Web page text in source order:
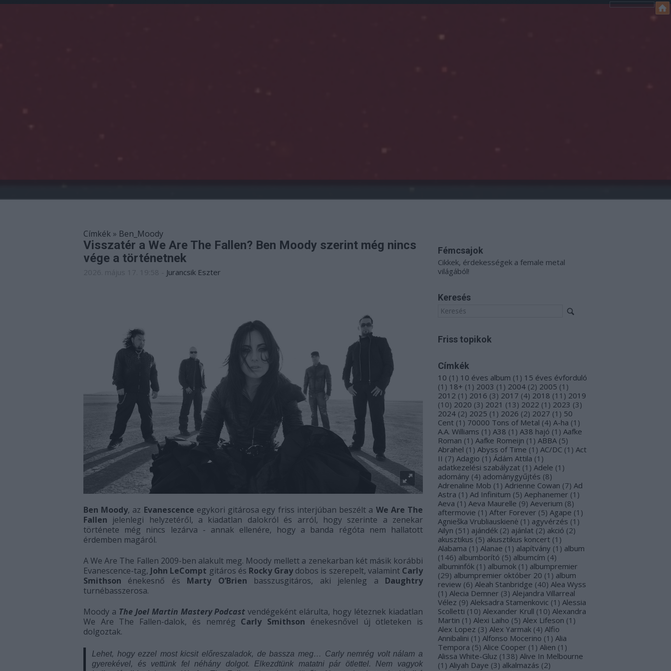
Címkék » Ben_Moody
Visszatér a We Are The Fallen? Ben Moody szerint még nincs
vége a történetnek
Jurancsik Eszter
Ben Moody, az Evanescence egykori gitárosa egy friss interjúban beszélt a We Are The
Fallen jelenlegi helyzetéről, a kiadatlan dalokról és arról, hogy szerinte a zenekar
története még nincs lezárva - annak ellenére, hogy a banda régóta nem hallatott
érdemben magáról.
A We Are The Fallen 2009-ben alakult meg. Moody mellett a zenekarban két másik korábbi
Evanescence-tag, John LeCompt gitáros és Rocky Gray dobos is szerepelt, valamint Carly
Smithson énekesnő és Marty O’Brien basszusgitáros, aki jelenleg a Daughtry
turnébasszerosa.
Moody a The Joel Martin Mastery Podcast vendégeként elárulta, hogy léteznek kiadatlan
We Are The Fallen-dalok, és nemrég Carly Smithson énekesnővel új ötleteken is
dolgoztak.
Lehet, hogy ezzel most kicsit előreszaladok, de bassza meg… Carly nemrég volt nálam a
gyerekével, és vettünk fel néhány dolgot. Elkezdtünk matatni pár ötlettel. Nem vagyok
Fémcsajok
Cikkek, érdekességek a female metal
világából!
Keresés
Friss topikok
Címkék
10 (1 ) 10 éves album (1 ) 15 éves évforduló
(1 ) 18+ (1 ) 2003 (1 ) 2004 (2) 2005 (1 )
2012 (1 ) 2016 (3) 2017 (4) 2018 (11 ) 2019
(10) 2020 (3) 2021 (13) 2022 (1 ) 2023 (3)
2024 (2) 2025 (1 ) 2026 (2) 2027 (1 ) 50
Cent (1 ) 70000 Tons of Metal (4) A-ha (1 )
A.A. Williams (1 ) A38 (1 ) A38 hajó (1 ) Aafke
Roman (1 ) Aafke Romeijn (1 ) ABBA (5)
Abrahel (1 ) Abyss of Time (1 ) AC/DC (1 ) Act
II (7) Adagio (1 ) Ádám Attila (1 )
adatkezelési szabályzat (1 ) Adele (1 )
adomány (4) adománygyűjtés (8)
Adrenaline Mob (1 ) Adrienne Cowan (7) Ad
Astra (1 ) Ad Infinitum (5) Aephanemer (1 )
Aeva (1 ) Aeva Maurelle (9) Aeverium (8)
aftermovie (1 ) After Forever (5) Agape (1 )
Agnieška Vrubliauskienė (1 ) agyvérzés (1 )
Ailyn (51 ) ajándék (2) ajánlat (2) akció (2)
akusztikus (5) akusztikus koncert (1 )
Alabama (1 ) Alanae (1 ) alapítvány (1 ) album
(146) albumborító (5) albumcím (4)
albuminfók (1 ) albumok (1 ) albumpremier
(29) albumpremier október 20 (1 ) album
review (6) Aleah Stanbridge (40) Alea Wyss
(1 ) Alecia Demner (3) Alejandra Villarreal
Vélez (9) Aleksadra Stamenkovic (1 ) Alessia
Scolletti (10) Alexander Krull (10) Alexandra
Martin (1 ) Alexi Laiho (5) Alex Lifeson (1 )
Alex Lopez (3) Alex Yarmak (4) Alfio
Annibalini (1 ) Alfonso Mocerino (1 ) Alia
Tempora (5) Alice Cooper (1 ) Alien (1 )
Alissa White-Gluz (138) Alive In Melbourne
(1 ) Aliyah Daye (3) alkalmazás (2)